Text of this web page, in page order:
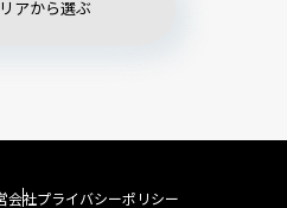
アから選ぶ
会社プライバシーポリシー